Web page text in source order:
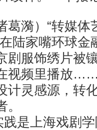
）“转媒体
陆家嘴环球金
剧服饰绣片被
视频里播放
计灵感源，转
是上海戏剧学